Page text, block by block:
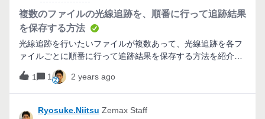
複数のファイルの光線追跡を、順番に行って追跡結果
を保存する方法
光線追跡を行いたいファイルが複数あって、光線追跡を各フ
ァイルごとに順番に行って追跡結果を保存する方法を紹介さ
せていただきます。
1
1 2 years ago
Ryosuke.Niitsu Zemax Staff